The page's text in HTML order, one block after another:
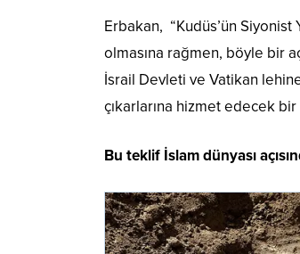
Erbakan, “Kudüs’ün
olmasına rağmen, böyle bir
İsrail Devleti ve Vatikan
çıkarlarına hizmet edecek
Bu teklif İslam dünyası